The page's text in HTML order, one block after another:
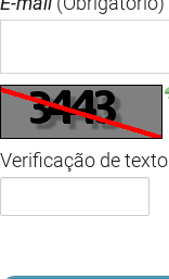
Verificação de texto